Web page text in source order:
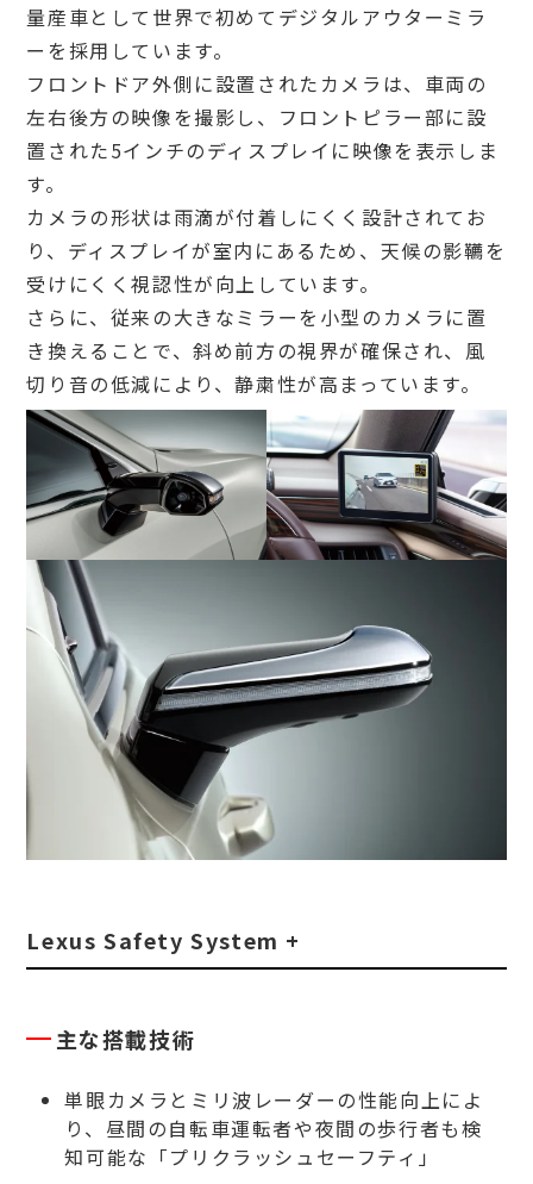
量産車として世界で初めてデジタルアウターミラ
ーを採用しています。
フロントドア外側に設置されたカメラは、車両の
左右後方の映像を撮影し、フロントピラー部に設
置された5インチのディスプレイに映像を表示しま
す。
カメラの形状は雨滴が付着しにくく設計されてお
り、ディスプレイが室内にあるため、天候の影韉を
受けにくく視認性が向上しています。
さらに、従来の大きなミラーを小型のカメラに置
き換えることで、斜め前方の視界が確保され、風
切り音の低減により、静粛性が高まっています。
Lexus Safety System +
主な搭載技術
単眼カメラとミリ波レーダーの性能向上によ
り、昼間の自転車運転者や夜間の歩行者も検
知可能な「プリクラッシュセーフティ」